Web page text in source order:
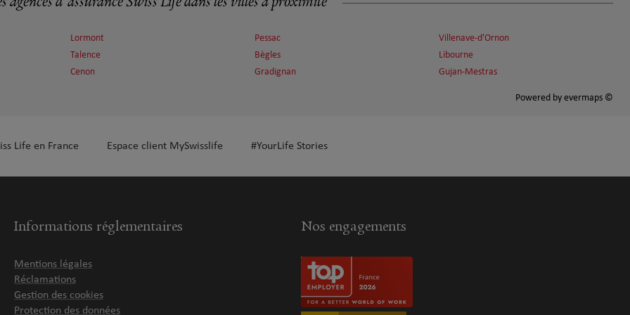
Lormont
Talence
Cenon
Pessac
Bègles
Gradignan
Villenave-d'Ornon
Libourne
Gujan-Mestras
Powered by evermaps ©
Life en France Espace client MySwisslife #YourLife Stories
Informations réglementaires
Mentions légales
Réclamations
Gestion des cookies
Protection des données
Nos engagements